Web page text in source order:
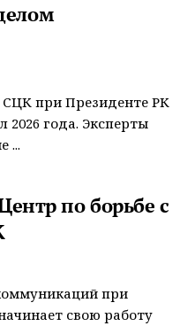
при Президенте РК
2026 года. Эксперты
...
по борьбе с
при
свою работу